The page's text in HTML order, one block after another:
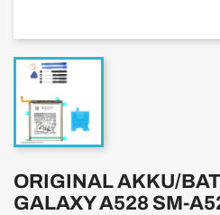
ORIGINAL AKKU/
GALAXY A528 SM-